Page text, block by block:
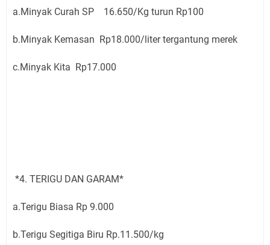
a.Minyak Curah SP 16.650/Kg turun Rp100
b.Minyak Kemasan Rp18.000/liter tergantung merek
c.Minyak Kita Rp17.000
*4. TERIGU DAN GARAM*
a.Terigu Biasa Rp 9.000
b.Terigu Segitiga Biru Rp.11.500/kg